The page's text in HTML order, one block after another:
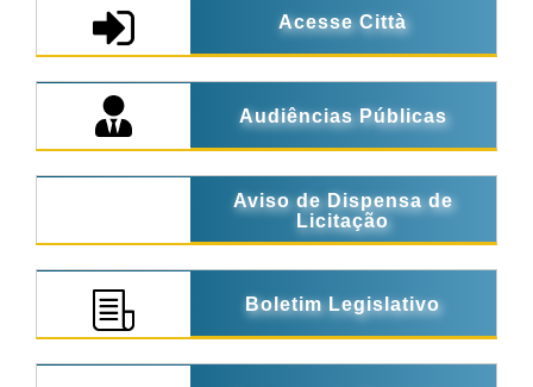
Acesse Città
Audiências Públicas
Aviso de Dispensa de
Licitação
Boletim Legislativo